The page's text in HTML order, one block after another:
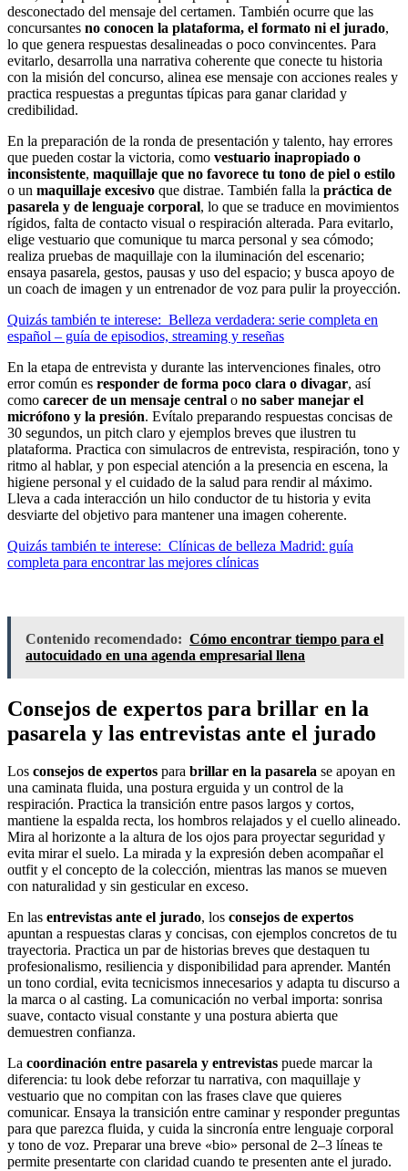
desconectado del mensaje del certamen. También ocurre que las
concursantes no conocen la plataforma, el formato ni el jurado,
lo que genera respuestas desalineadas o poco convincentes. Para
evitarlo, desarrolla una narrativa coherente que conecte tu historia
con la misión del concurso, alinea ese mensaje con acciones reales y
practica respuestas a preguntas típicas para ganar claridad y
credibilidad.
En la preparación de la ronda de presentación y talento, hay errores
que pueden costar la victoria, como vestuario inapropiado o
inconsistente, maquillaje que no favorece tu tono de piel o estilo
o un maquillaje excesivo que distrae. También falla la práctica de
pasarela y de lenguaje corporal, lo que se traduce en movimientos
rígidos, falta de contacto visual o respiración alterada. Para evitarlo,
elige vestuario que comunique tu marca personal y sea cómodo;
realiza pruebas de maquillaje con la iluminación del escenario;
ensaya pasarela, gestos, pausas y uso del espacio; y busca apoyo de
un coach de imagen y un entrenador de voz para pulir la proyección.
Quizás también te interese: Belleza verdadera: serie completa en
español – guía de episodios, streaming y reseñas
En la etapa de entrevista y durante las intervenciones finales, otro
error común es responder de forma poco clara o divagar, así
como carecer de un mensaje central o no saber manejar el
micrófono y la presión. Evítalo preparando respuestas concisas de
30 segundos, un pitch claro y ejemplos breves que ilustren tu
plataforma. Practica con simulacros de entrevista, respiración, tono y
ritmo al hablar, y pon especial atención a la presencia en escena, la
higiene personal y el cuidado de la salud para rendir al máximo.
Lleva a cada interacción un hilo conductor de tu historia y evita
desviarte del objetivo para mantener una imagen coherente.
Quizás también te interese: Clínicas de belleza Madrid: guía
completa para encontrar las mejores clínicas
Contenido recomendado: Cómo encontrar tiempo para el
autocuidado en una agenda empresarial llena
Consejos de expertos para brillar en la
pasarela y las entrevistas ante el jurado
Los consejos de expertos para brillar en la pasarela se apoyan en
una caminata fluida, una postura erguida y un control de la
respiración. Practica la transición entre pasos largos y cortos,
mantiene la espalda recta, los hombros relajados y el cuello alineado.
Mira al horizonte a la altura de los ojos para proyectar seguridad y
evita mirar el suelo. La mirada y la expresión deben acompañar el
outfit y el concepto de la colección, mientras las manos se mueven
con naturalidad y sin gesticular en exceso.
En las entrevistas ante el jurado, los consejos de expertos
apuntan a respuestas claras y concisas, con ejemplos concretos de tu
trayectoria. Practica un par de historias breves que destaquen tu
profesionalismo, resiliencia y disponibilidad para aprender. Mantén
un tono cordial, evita tecnicismos innecesarios y adapta tu discurso a
la marca o al casting. La comunicación no verbal importa: sonrisa
suave, contacto visual constante y una postura abierta que
demuestren confianza.
La coordinación entre pasarela y entrevistas puede marcar la
diferencia: tu look debe reforzar tu narrativa, con maquillaje y
vestuario que no compitan con las frases clave que quieres
comunicar. Ensaya la transición entre caminar y responder preguntas
para que parezca fluida, y cuida la sincronía entre lenguaje corporal
y tono de voz. Preparar una breve «bio» personal de 2–3 líneas te
permite presentarte con claridad cuando te presenten ante el jurado.